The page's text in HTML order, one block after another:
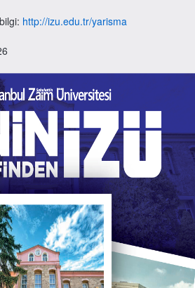
http://izu.edu.tr/yarisma